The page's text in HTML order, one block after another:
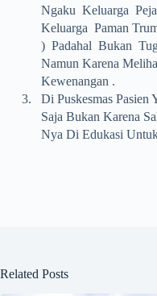
Ngaku Keluarga
Keluarga Paman
) Padahal Bukan
Namun Karena
Kewenangan .
3.
Di Puskesmas Pasien
Saja Bukan Karena
Nya Di Edukasi
Related Posts